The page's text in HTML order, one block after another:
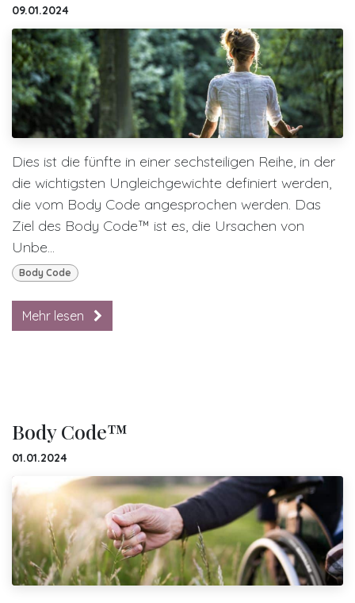
09.01.2024
Dies ist die fünfte in einer sechsteiligen Reihe, in der
die wichtigsten Ungleichgewichte definiert werden,
die vom Body Code angesprochen werden. Das
Ziel des Body Code™ ist es, die Ursachen von
Unbe...
Body Code
Mehr lesen
Body Code™
01.01.2024